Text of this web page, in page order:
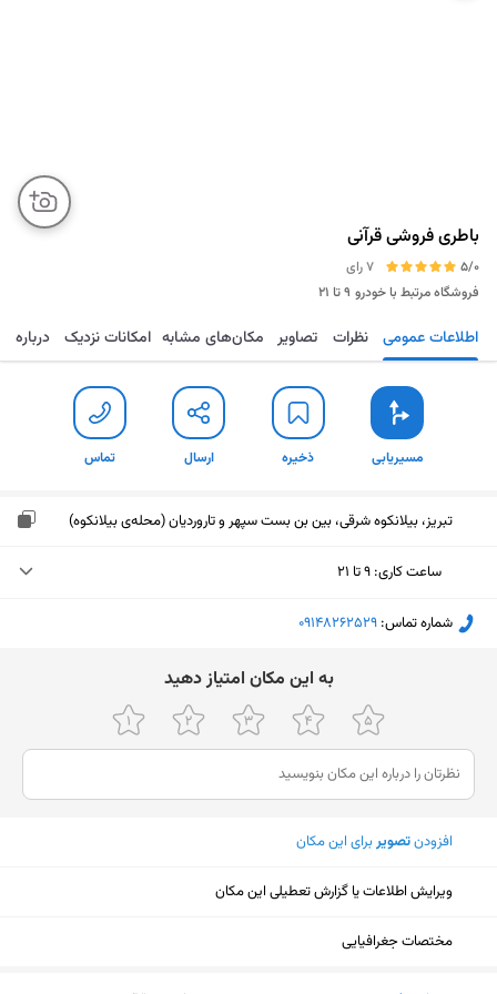
باطری‌ فروشی قرآنی
5/0
7 رای
فروشگاه مرتبط با خودرو ۹ تا ۲۱
مسیریابی ذخیره ارسال تماس اطلاعات عمومی نظرات تصاویر مکان‌های مشابه امکانات نزدیک درباره
مسیریابی ذخیره ارسال تماس
تبریز، بیلانکوه شرقی، بین بن بست سپهر و تاروردیان (محله‌ی بیلانکوه)
ساعت کاری: ۹ تا ۲۱
دوشنبه (امروز)
پنجشنبه
۹ تا ۲۱
جمعه
تعطیل
شنبه
یکشنبه
شماره تماس: ‎09148262529
ﺑﻪ اﯾﻦ ﻣﮑﺎن اﻣﺘﯿﺎز دﻫﯿﺪ
افزودنتصویربرای این مکان
ویرایش اطلاعات یا گزارش تعطیلی این مکان
مختصات جغرافیایی